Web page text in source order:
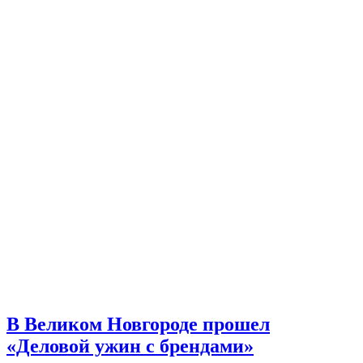
В Великом Новгороде прошел
«Деловой ужин с брендами»